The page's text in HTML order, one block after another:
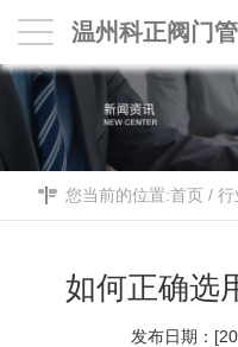
温州科正阀门
您当前的位置:首页 / 行
如何正确选
发布日期：